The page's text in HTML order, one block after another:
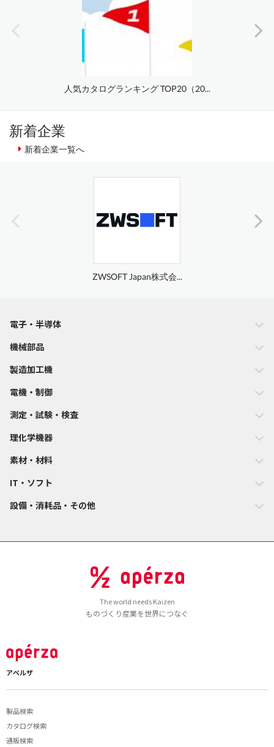
人気カタログランキング TOP20（20...
新着企業
新着企業一覧へ
ZWSOFT Japan株式会...
電子・半導体
機械部品
製造加工機
電機・制御
測定・試験・検査
理化学機器
素材・材料
IT・ソフト
設備・消耗品・その他
The world needs Kaizen
ものづくり産業を世界につなぐ
アペルザ
製品検索
カタログ検索
通販検索